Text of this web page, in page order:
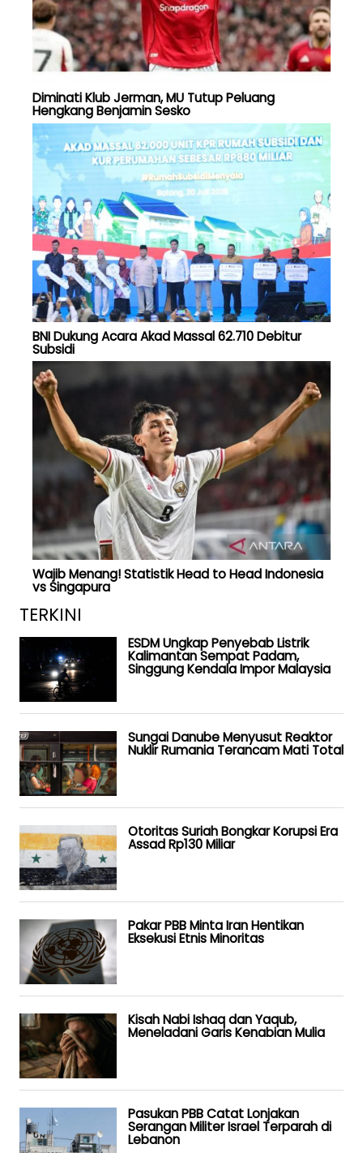
Diminati Klub Jerman, MU Tutup Peluang
Hengkang Benjamin Sesko
BNI Dukung Acara Akad Massal 62.710 Debitur
Subsidi
Wajib Menang! Statistik Head to Head Indonesia
vs Singapura
TERKINI
ESDM Ungkap Penyebab Listrik
Kalimantan Sempat Padam,
Singgung Kendala Impor Malaysia
Sungai Danube Menyusut Reaktor
Nuklir Rumania Terancam Mati Total
Otoritas Suriah Bongkar Korupsi Era
Assad Rp130 Miliar
Pakar PBB Minta Iran Hentikan
Eksekusi Etnis Minoritas
Kisah Nabi Ishaq dan Yaqub,
Meneladani Garis Kenabian Mulia
Pasukan PBB Catat Lonjakan
Serangan Militer Israel Terparah di
Lebanon